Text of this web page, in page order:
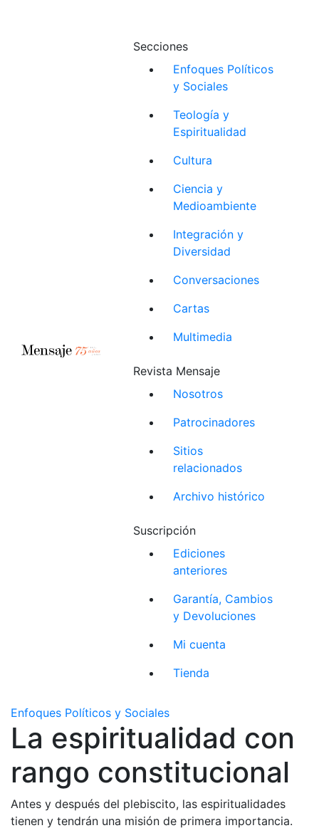
Secciones
Enfoques Políticos
y Sociales
Teología y
Espiritualidad
Cultura
Ciencia y
Medioambiente
Integración y
Diversidad
Conversaciones
Cartas
Multimedia
Revista Mensaje
Nosotros
Patrocinadores
Sitios
relacionados
Archivo histórico
Suscripción
Ediciones
anteriores
Garantía, Cambios
y Devoluciones
Mi cuenta
Tienda
Enfoques Políticos y Sociales
La espiritualidad con
rango constitucional
Antes y después del plebiscito, las espiritualidades
tienen y tendrán una misión de primera importancia.